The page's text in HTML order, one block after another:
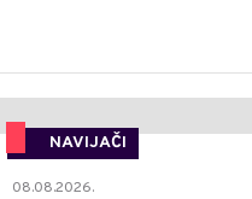
NAVIJAČI
08.08.2026.